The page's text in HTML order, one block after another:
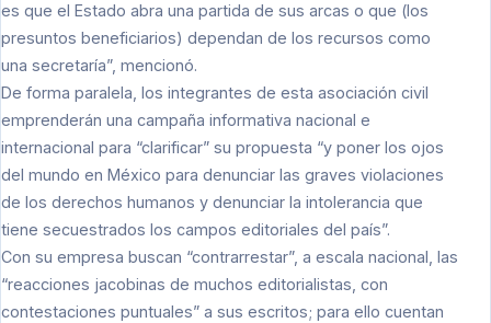
es que el Estado abra una partida de sus arcas o que (los
presuntos beneficiarios) dependan de los recursos como
una secretaría”, mencionó.
De forma paralela, los integrantes de esta asociación civil
emprenderán una campaña informativa nacional e
internacional para “clarificar” su propuesta “y poner los ojos
del mundo en México para denunciar las graves violaciones
de los derechos humanos y denunciar la intolerancia que
tiene secuestrados los campos editoriales del país”.
Con su empresa buscan “contrarrestar”, a escala nacional, las
“reacciones jacobinas de muchos editorialistas, con
contestaciones puntuales” a sus escritos; para ello cuentan